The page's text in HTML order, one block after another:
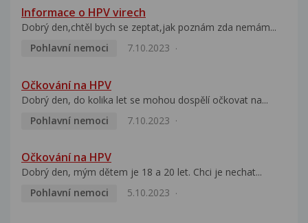
Informace o HPV virech
Dobrý den,chtěl bych se zeptat,jak poznám zda nemám...
Pohlavní nemoci
7.10.2023
Očkování na HPV
Dobrý den, do kolika let se mohou dospělí očkovat na...
Pohlavní nemoci
7.10.2023
Očkování na HPV
Dobrý den, mým dětem je 18 a 20 let. Chci je nechat...
Pohlavní nemoci
5.10.2023